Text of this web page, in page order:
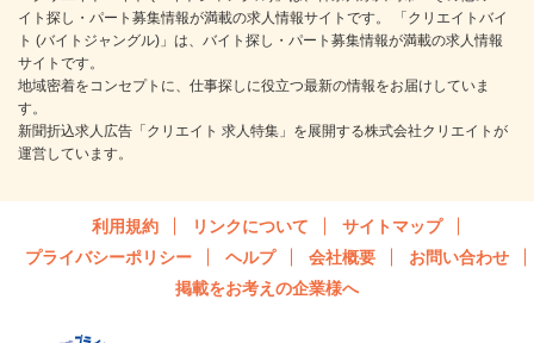
イト探し・パート募集情報が満載の求人情報サイトです。 「クリエイトバイ
ト (バイトジャングル)」は、バイト探し・パート募集情報が満載の求人情報
サイトです。
地域密着をコンセプトに、仕事探しに役立つ最新の情報をお届けしていま
す。
新聞折込求人広告「クリエイト 求人特集」を展開する株式会社クリエイトが
運営しています。
利用規約 リンクについて
サイトマップ
プライバシーポリシー
ヘルプ 会社概要
お問い合わせ
掲載をお考えの企業様へ